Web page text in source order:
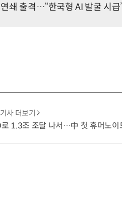
쇄 출격…“한국형 AI 발굴 시급
기사 더보기
1.3조 조달 나서…中 첫 휴머노이